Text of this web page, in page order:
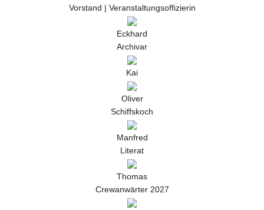
Vorstand | Veranstaltungsoffizierin
Eckhard
Archivar
Kai
Oliver
Schiffskoch
Manfred
Literat
Thomas
Crewanwärter 2027